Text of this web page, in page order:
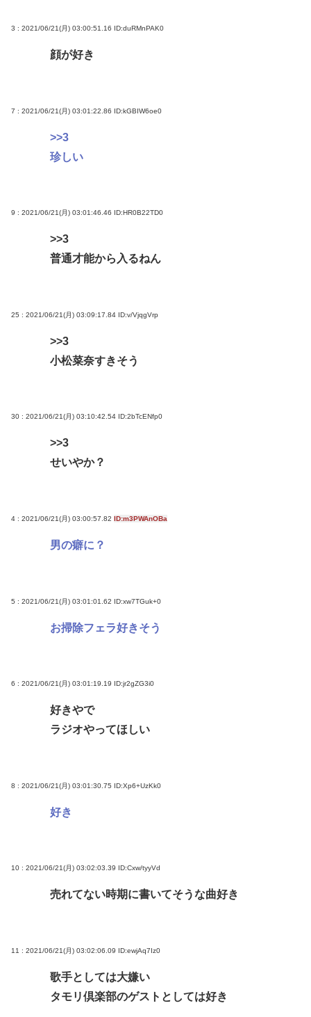
【徹底討論】ワイ(48)無職はこのまま逃げ切れるのか
倉持由香、息子の「自閉スペクトラム症」診断にシ
ョックで涙… 見逃していた乳幼児期のサインとは
3 : 2021/06/21(月) 03:00:51.16 ID:duRMnPAK0
顔が好き
7 : 2021/06/21(月) 03:01:22.86 ID:kGBIW6oe0
>>3
珍しい
9 : 2021/06/21(月) 03:01:46.46 ID:HR0B22TD0
>>3
普通才能から入るねん
25 : 2021/06/21(月) 03:09:17.84 ID:v/VjqgVrp
>>3
小松菜奈すきそう
30 : 2021/06/21(月) 03:10:42.54 ID:2bTcENfp0
>>3
せいやか？
4 : 2021/06/21(月) 03:00:57.82 ID:m3PWAnOBa
男の癖に？
5 : 2021/06/21(月) 03:01:01.62 ID:xw7TGuk+0
お掃除フェラ好きそう
6 : 2021/06/21(月) 03:01:19.19 ID:jr2gZG3i0
好きやで
ラジオやってほしい
8 : 2021/06/21(月) 03:01:30.75 ID:Xp6+UzKk0
好き
10 : 2021/06/21(月) 03:02:03.39 ID:Cxw/tyyVd
売れてない時期に書いてそうな曲好き
11 : 2021/06/21(月) 03:02:06.09 ID:ewjAq7Iz0
歌手としては大嫌い
タモリ倶楽部のゲストとしては好き